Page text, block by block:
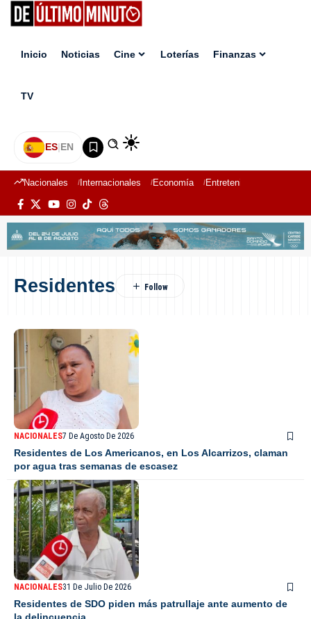
Inicio Noticias Cine Loterías Finanzas
TV
ES|EN
Nacionales Internacionales Economía Entretenimiento
Residentes
NACIONALES7 De Agosto De 2026
Residentes de Los Americanos, en Los Alcarrizos, claman
por agua tras semanas de escasez
NACIONALES31 De Julio De 2026
Residentes de SDO piden más patrullaje ante aumento de